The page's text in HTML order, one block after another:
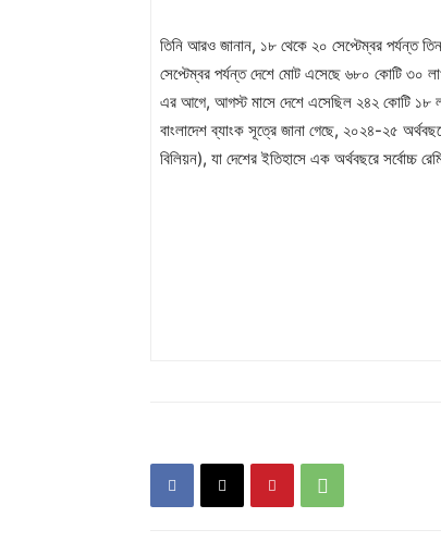
তিনি আরও জানান, ১৮ থেকে ২০ সেপ্টেম্বর পর্যন্ত
সেপ্টেম্বর পর্যন্ত দেশে মোট এসেছে ৬৮০ কোটি ৩০
এর আগে, আগস্ট মাসে দেশে এসেছিল ২৪২ কোটি ১৮
বাংলাদেশ ব্যাংক সূত্রে জানা গেছে, ২০২৪-২৫
বিলিয়ন), যা দেশের ইতিহাসে এক অর্থবছরে সর্বোচ্চ